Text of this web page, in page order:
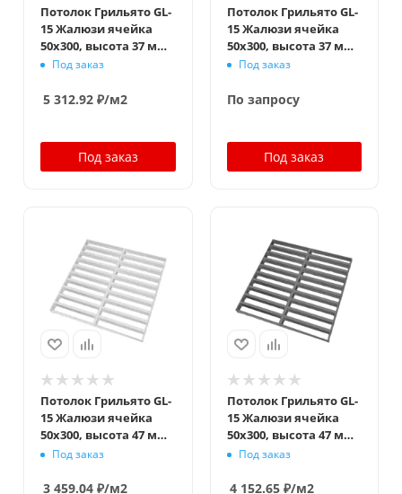
Потолок Грильято GL-
15 Жалюзи ячейка
50x300, высота 37 мм,
ширина 15 мм,
Под заказ
5 312.92 ₽/м2
Под заказ
Потолок Грильято GL-
15 Жалюзи ячейка
50x300, высота 37 мм,
ширина 15 мм,
Под заказ
По запросу
Под заказ
Потолок Грильято GL-
15 Жалюзи ячейка
50x300, высота 47 мм,
ширина 15 мм, белый
Под заказ
3 459.04 ₽/м2
Потолок Грильято GL-
15 Жалюзи ячейка
50x300, высота 47 мм,
ширина 15 мм,
Под заказ
4 152.65₽/м2